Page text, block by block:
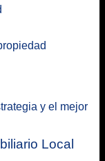
y el mejor
Local